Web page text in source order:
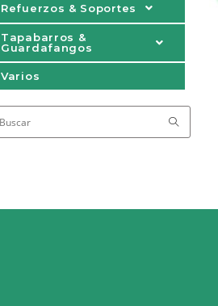
Refuerzos & Soportes
Tapabarros &
Guardafangos
Varios